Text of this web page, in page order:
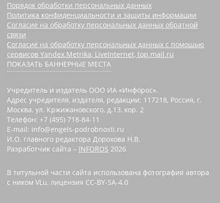
Порядок обработки персональных данных
Политика конфиденциальности и защиты информации
Согласие на обработку персональных данных обратной
связи
Согласие на обработку персональных данных с помощью
сервисов Yandex.Metrika, LiveInternet, top.mail.ru
ПОКАЗАТЬ БАННЕРНЫЕ МЕСТА
Учредитель и издатель ООО ИА «Инфорос».
Адрес учредителя, издателя, редакции: 117218, Россия, г.
Москва, ул. Кржижановского, д.13, кор. 2
Телефон: +7 (495) 718-84-11
E-mail: info@engels-podrobnosti.ru
И.О. главного редактора Дорохова Н.В.
Разработчик сайта – INFOROS 2026
В титульной части сайта использована фотография автора
с ником VLu, лицензия CC-BY-SA-4.0